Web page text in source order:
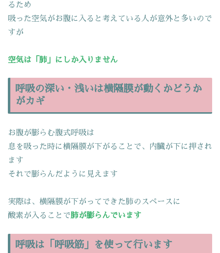
るため
吸った空気がお腹に入ると考えている人が意外と多いので
すが
空気は「肺」にしか入りません
呼吸の深い・浅いは横隔膜が動くかどうか
がカギ
お腹が膨らむ腹式呼吸は
息を吸った時に横隔膜が下がることで、内臓が下に押され
ます
それで膨らんだように見えます
実際は、横隔膜が下がってできた肺のスペースに
酸素が入ることで肺が膨らんでいます
呼吸は「呼吸筋」を使って行います